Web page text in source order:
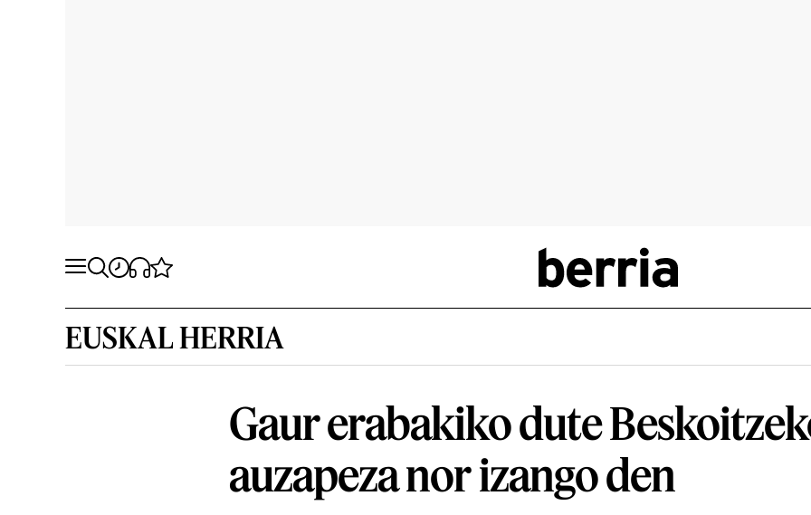
EUSKAL HERRIA
Gaur erabakiko dute
auzapeza nor izango den